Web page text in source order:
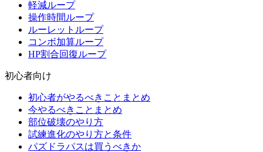
軽減ループ
操作時間ループ
ルーレットループ
コンボ加算ループ
HP割合回復ループ
初心者向け
初心者がやるべきことまとめ
今やるべきことまとめ
部位破壊のやり方
試練進化のやり方と条件
パズドラパスは買うべきか